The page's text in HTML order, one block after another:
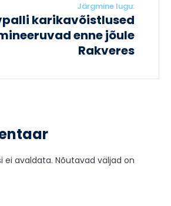
Järgmine lugu:
karikavõistlused
enne jõule
Rakveres
ei avaldata. Nõutavad väljad on